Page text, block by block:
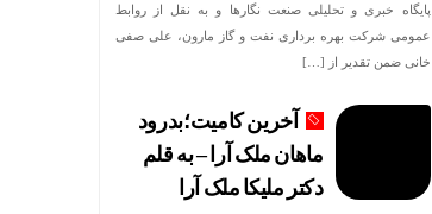
پایگاه خبری و تحلیلی صنعت نگارها و به نقل از روابط
عمومی شرکت بهره برداری نفت و گاز مارون، علی صفی
خانی ضمن تقدیر از […]
آخرین کامیت؛بدرود
ماهان ملک آرا – به قلم
دکتر ملیکا ملک آرا